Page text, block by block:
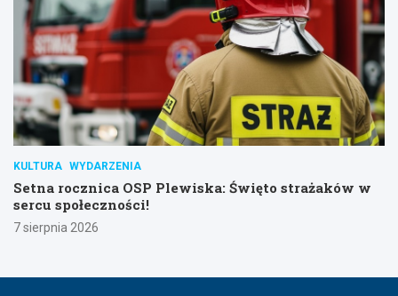
KULTURA WYDARZENIA
Setna rocznica OSP Plewiska: Święto strażaków w
sercu społeczności!
7 sierpnia 2026